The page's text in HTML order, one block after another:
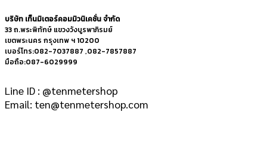
บริษัท เท็นมิเตอร์คอมมิวนิเคชั่น จำกัด
33 ถ.พระพิทักษ์ แขวงวังบูรพาภิรมย์
เขตพระนคร กรุงเทพ ฯ 10200
เบอร์โทร:082-7037887 ,082-7857887
มือถือ:087-6029999
Line ID : @tenmetershop
Email: ten@tenmetershop.com